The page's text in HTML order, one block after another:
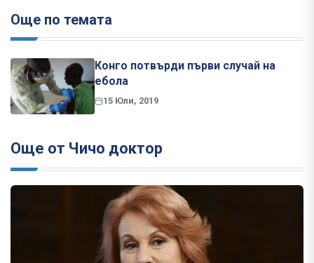
Още по темата
Конго потвърди първи случай на
ебола
15 Юли, 2019
Още от Чичо доктор